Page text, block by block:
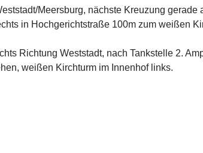
Meersburg, nächste Kreuzung
in Hochgerichtstraße 100m zum weißen
Richtung Weststadt, nach Tankstelle 2.
weißen Kirchturm im Innenhof links.